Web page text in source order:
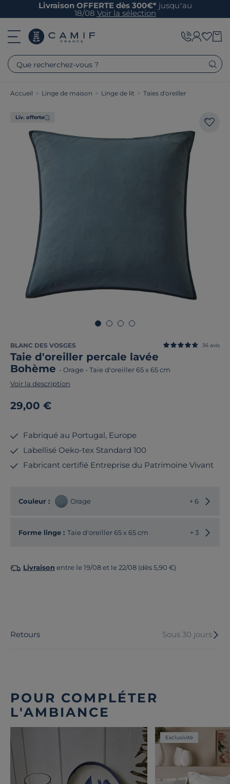
Livraison OFFERTE dès 300€* jusqu’au
18/08 Voir la sélection
Que recherchez-vous ?
Accueil > Linge de maison > Linge de lit > Taies d'oreiller
Liv. offerte
BLANC DES VOSGES
Taie d'oreiller percale lavée
Bohème - Orage - Taie d'oreiller 65 x 65 cm
36 avis
Voir la description
29,00 €
Fabriqué au Portugal, Europe
Labellisé Oeko-tex Standard 100
Fabricant certifié Entreprise du Patrimoine Vivant
Couleur : Orage + 6
Forme linge : Taie d'oreiller 65 x 65 cm + 3
Livraison entre le 19/08 et le 22/08 (dès 5,90 €)
Retours Sous 30 jours
POUR COMPLÉTER
L'AMBIANCE
Exclusivité